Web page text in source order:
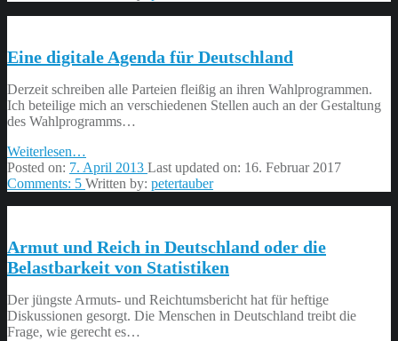
legen?”
Eine digitale Agenda für Deutschland
Derzeit schreiben alle Parteien fleißig an ihren Wahlprogrammen.
Ich beteilige mich an verschiedenen Stellen auch an der Gestaltung
des Wahlprogramms…
Weiterlesen
digitale
Agenda
…
Posted on: 7. April 2013 Last updated on: 16. Februar 2017
Comments: 5 Written by: petertauber
Armut und Reich in Deutschland oder die
Belastbarkeit von Statistiken
Der jüngste Armuts- und Reichtumsbericht hat für heftige
Diskussionen gesorgt. Die Menschen in Deutschland treibt die
Frage, wie gerecht es…